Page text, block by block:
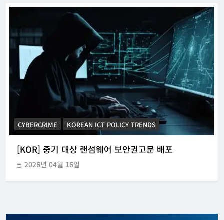
시범운영
한아름 기자 2026년 07월 21일
CYBERCRIME KOREAN ICT POLICY TRENDS
[KOR] 중기 대상 랜섬웨어 보안권고문 배포
2026년 04월 16일